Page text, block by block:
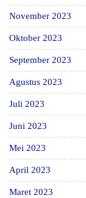
November 2023
Oktober 2023
September 2023
Agustus 2023
Juli 2023
Juni 2023
Mei 2023
April 2023
Maret 2023